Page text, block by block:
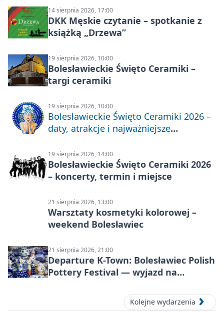
14 sierpnia 2026, 17:00
DKK Męskie czytanie – spotkanie z
książką „Drzewa”
19 sierpnia 2026, 10:00
Bolesławieckie Święto Ceramiki –
targi ceramiki
19 sierpnia 2026, 10:00
Bolesławieckie Święto Ceramiki 2026 –
daty, atrakcje i najważniejsze
19 sierpnia 2026, 14:00
Bolesławieckie Święto Ceramiki 2026
– koncerty, termin i miejsce
21 sierpnia 2026, 13:00
Warsztaty kosmetyki kolorowej –
weekend Bolesławiec
21 sierpnia 2026, 21:00
Departure K-Town: Bolesławiec Polish
Pottery Festival — wyjazd na
Kolejne wydarzenia